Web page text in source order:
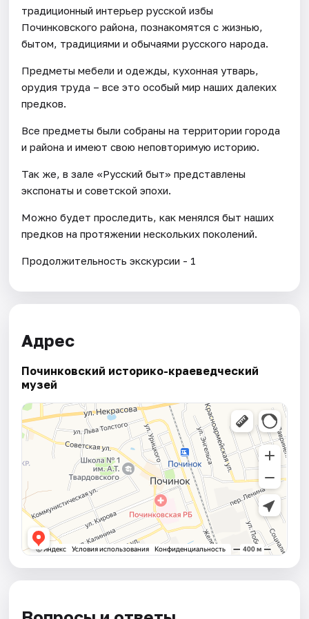
традиционный интерьер русской избы
Починковского района, познакомятся с жизнью,
бытом, традициями и обычаями русского народа.
Предметы мебели и одежды, кухонная утварь,
орудия труда – все это особый мир наших далеких
предков.
Все предметы были собраны на территории города
и района и имеют свою неповторимую историю.
Так же, в зале «Русский быт» представлены
экспонаты и советской эпохи.
Можно будет проследить, как менялся быт наших
предков на протяжении нескольких поколений.
Продолжительность экскурсии - 1
Адрес
Починковский историко-краеведческий
музей